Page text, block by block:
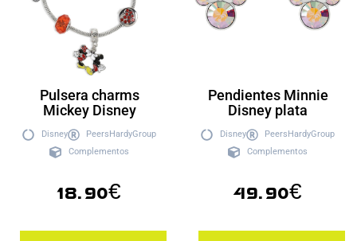
Pulsera charms
Mickey Disney
Disney
PeersHardyGroup
Complementos
18.90€
Pendientes Minnie
Disney plata
Disney
PeersHardyGroup
Complementos
49.90€